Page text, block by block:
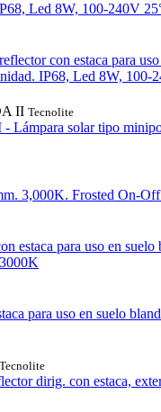
Led 8W, 100-240V
con estaca para
IP68, Led 8W,
II Tecnolite
Lámpara solar tipo
3,000K. Frosted On-
estaca para uso en suelo
para uso en suelo
Tecnolite
dirig. con estaca,